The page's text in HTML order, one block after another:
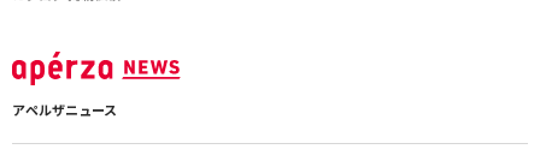
アペルザニュース